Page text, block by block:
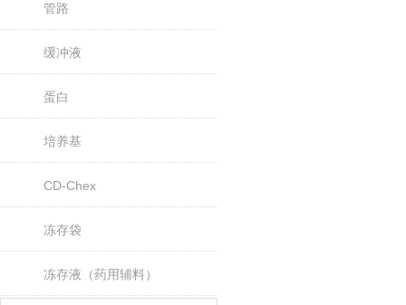
管路
缓冲液
蛋白
培养基
CD-Chex
冻存袋
冻存液（药用辅料）